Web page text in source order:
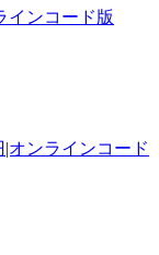
インコード版
オンラインコード